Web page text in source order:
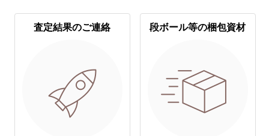
査定結果のご連絡 段ボール等の梱包資材